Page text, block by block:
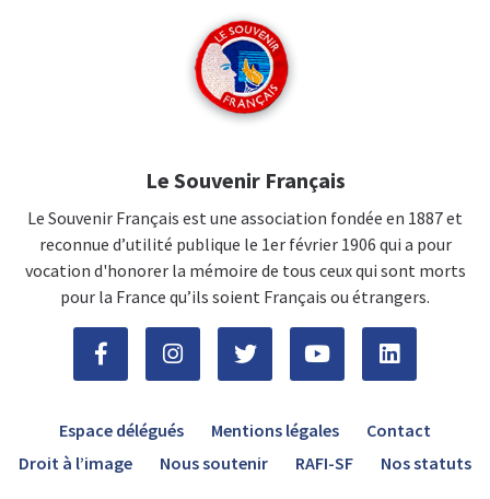
Le Souvenir Français
Le Souvenir Français est une association fondée en 1887 et
reconnue d’utilité publique le 1er février 1906 qui a pour
vocation d'honorer la mémoire de tous ceux qui sont morts
pour la France qu’ils soient Français ou étrangers.
Espace délégués Mentions légales
Contact
Droit à l’image
Nous soutenir RAFI-SF Nos statuts